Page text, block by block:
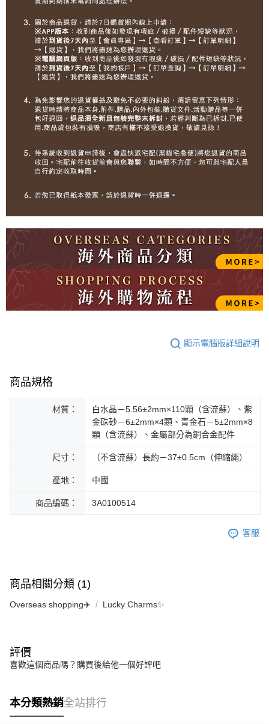
顯示電腦版詳細說明
商品規格
材質：
白水晶－5.56±2mm×110顆（含流蘇）、紫
金硃砂－6±2mm×4顆、青金石－5±2mm×8
顆（含流蘇）、金屬部分為銅合金配件
尺寸： （不含流蘇）長約－37±0.5cm（伸縮繩）
產地： 中國
商品編碼： 3A0100514
客服
商品相關分類 (1)
Overseas shopping✈️ Lucky Charms✨
評價
喜歡這個商品嗎？購買後給他一個好評吧
本分類熱銷全站排行